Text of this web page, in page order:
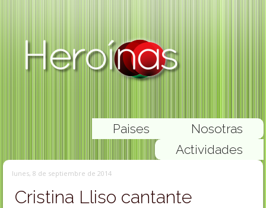
Nosotras
Paises
Actividades
lunes, 8 de septiembre de 2014
Cristina Lliso cantante